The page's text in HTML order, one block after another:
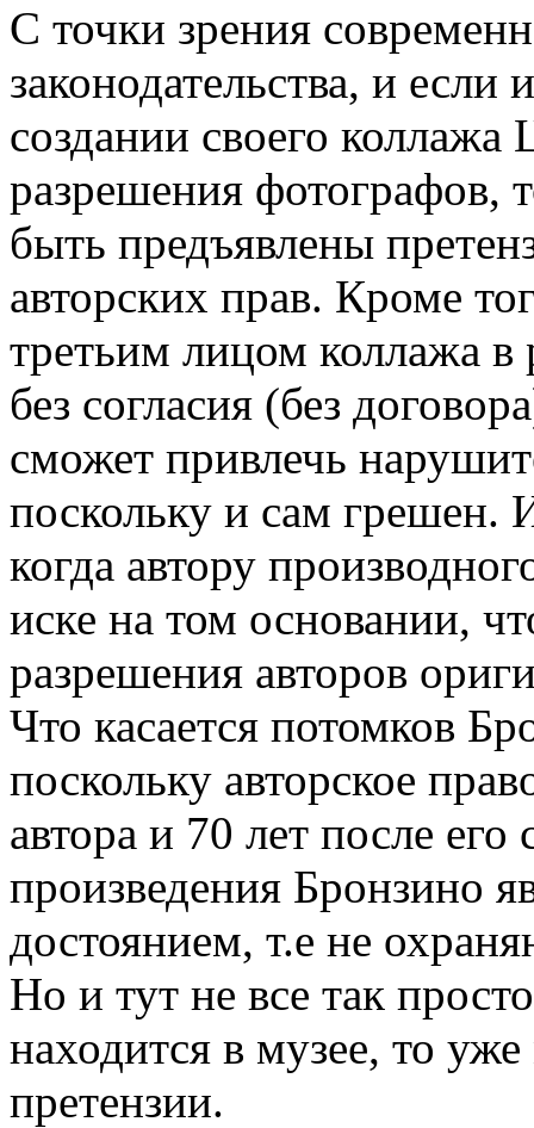
С точки зрения
законодательства, и если
создании своего коллажа
разрешения фотографов,
быть предъявлены
авторских прав. Кроме
третьим лицом коллажа
без согласия (без
сможет привлечь
поскольку и сам грешен.
когда автору
иске на том основании,
разрешения авторов
Что касается потомков
поскольку авторское
автора и 70 лет после
произведения Бронзино
достоянием, т.е не
Но и тут не все так
находится в музее, то
претензии.